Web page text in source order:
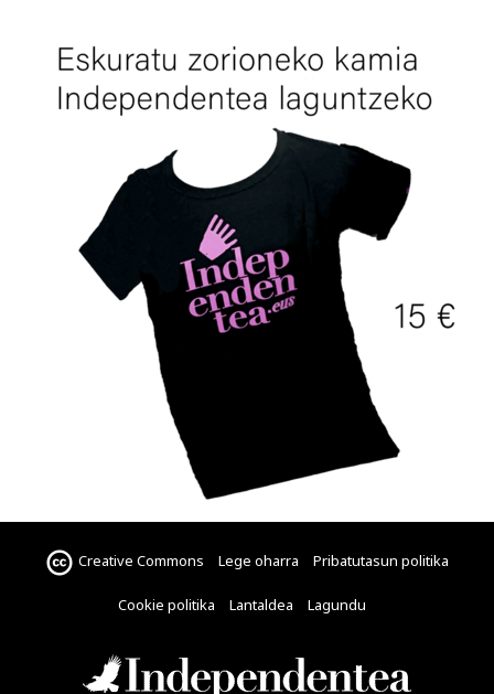
Creative Commons Lege oharra Pribatutasun politika
Cookie politika Lantaldea Lagundu